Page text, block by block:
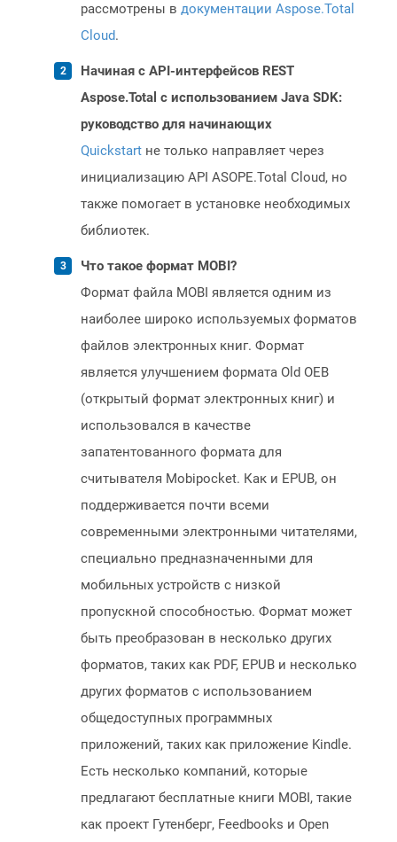
рассмотрены в документации Aspose.Total
Cloud.
Начиная с API-интерфейсов REST
Aspose.Total с использованием Java SDK:
руководство для начинающих
Quickstart не только направляет через
инициализацию API ASOPE.Total Cloud, но
также помогает в установке необходимых
библиотек.
Что такое формат MOBI?
Формат файла MOBI является одним из
наиболее широко используемых форматов
файлов электронных книг. Формат
является улучшением формата Old OEB
(открытый формат электронных книг) и
использовался в качестве
запатентованного формата для
считывателя Mobipocket. Как и EPUB, он
поддерживается почти всеми
современными электронными читателями,
специально предназначенными для
мобильных устройств с низкой
пропускной способностью. Формат может
быть преобразован в несколько других
форматов, таких как PDF, EPUB и несколько
других форматов с использованием
общедоступных программных
приложений, таких как приложение Kindle.
Есть несколько компаний, которые
предлагают бесплатные книги MOBI, такие
как проект Гутенберг, Feedbooks и Open